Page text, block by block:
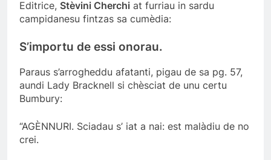
Editrice, Stèvini Cherchi at furriau in sardu
campidanesu fintzas sa cumèdia:
S’importu de essi onorau.
Paraus s’arrogheddu afatanti, pigau de sa pg. 57,
aundi Lady Bracknell si chèsciat de unu certu
Bumbury:
“AGÈNNURI. Sciadau s’ iat a nai: est malàdiu de no
crei.